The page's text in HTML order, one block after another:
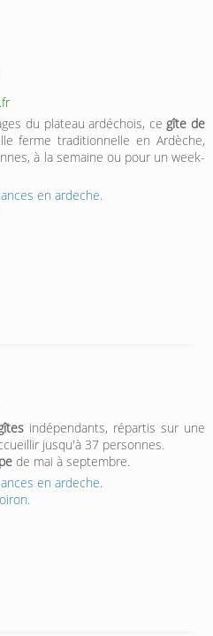
du plateau ardéchois, cegîte de
ferme traditionnelle en Ardèche,
à la semaine ou pour un week-
en ardeche.
indépendants, répartis sur une
jusqu'à 37 personnes.
de mai à septembre.
en ardeche.
.